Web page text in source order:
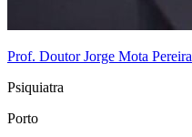
Prof. Doutor Jorge Mota Pereira
Psiquiatra
Porto